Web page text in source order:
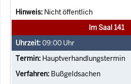
Nicht öffentlich
Im Saal 141
09:00 Uhr
Hauptverhandlungstermin
Bußgeldsachen